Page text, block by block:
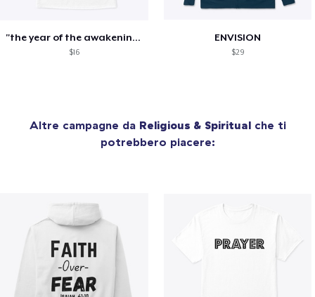
"the year of the awakening"
$16
ENVISION
$29
Altre campagne da Religious & Spiritualche ti
potrebbero piacere: